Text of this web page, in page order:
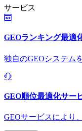
サービス
GEOランキング最適
独自のGEOシステム
GEO順位最適化サー
GEOサービスにより